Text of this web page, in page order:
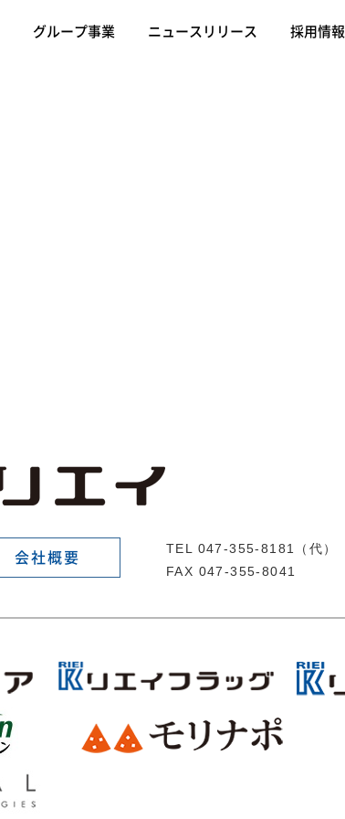
グループ事業 ニュースリリース 採用情報
会社概要
TEL 047-355-8181（代）
FAX 047-355-8041